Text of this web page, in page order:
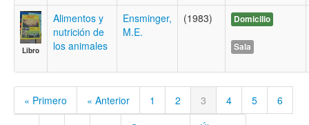
Libro
Alimentos y
nutrición de
los animales
Ensminger,
M.E.
(1983) Domicilio
Sala
« Primero « Anterior 1 2 3 4 5
6